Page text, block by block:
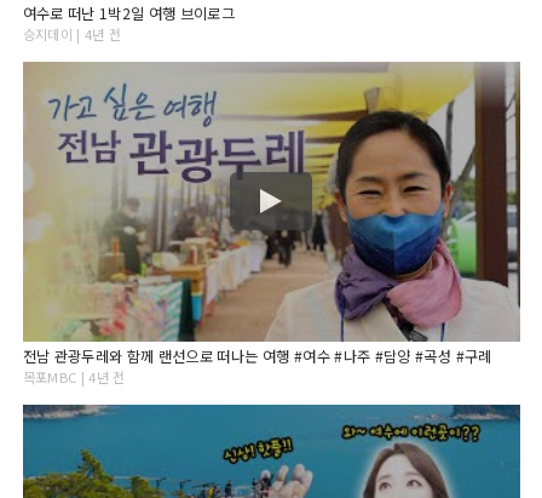
여수로 떠난 1박2일 여행 브이로그
승지데이 | 4년 전
전남 관광두레와 함께 랜선으로 떠나는 여행 #여수 #나주 #담양 #곡성 #구례
목포MBC | 4년 전